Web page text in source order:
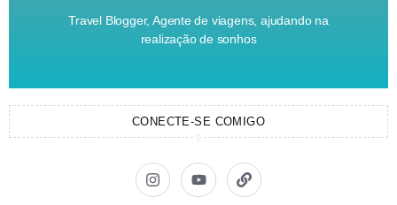
Travel Blogger, Agente de viagens, ajudando na
realização de sonhos
CONECTE-SE COMIGO